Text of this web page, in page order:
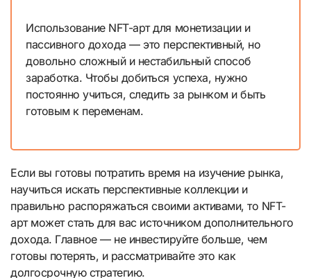
Использование NFT-арт для монетизации и
пассивного дохода — это перспективный, но
довольно сложный и нестабильный способ
заработка. Чтобы добиться успеха, нужно
постоянно учиться, следить за рынком и быть
готовым к переменам.
Если вы готовы потратить время на изучение рынка,
научиться искать перспективные коллекции и
правильно распоряжаться своими активами, то NFT-
арт может стать для вас источником дополнительного
дохода. Главное — не инвестируйте больше, чем
готовы потерять, и рассматривайте это как
долгосрочную стратегию.